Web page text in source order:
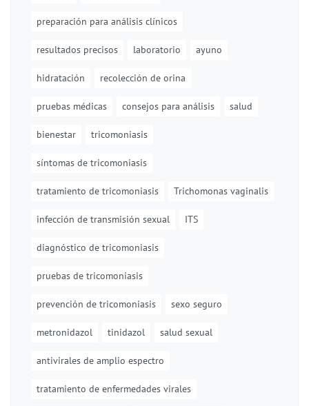
preparación para análisis clínicos
resultados precisos laboratorio ayuno
hidratación recolección de orina
pruebas médicas consejos para análisis salud
bienestar tricomoniasis
síntomas de tricomoniasis
tratamiento de tricomoniasis Trichomonas vaginalis
infección de transmisión sexual ITS
diagnóstico de tricomoniasis
pruebas de tricomoniasis
prevención de tricomoniasis sexo seguro
metronidazol tinidazol salud sexual
antivirales de amplio espectro
tratamiento de enfermedades virales